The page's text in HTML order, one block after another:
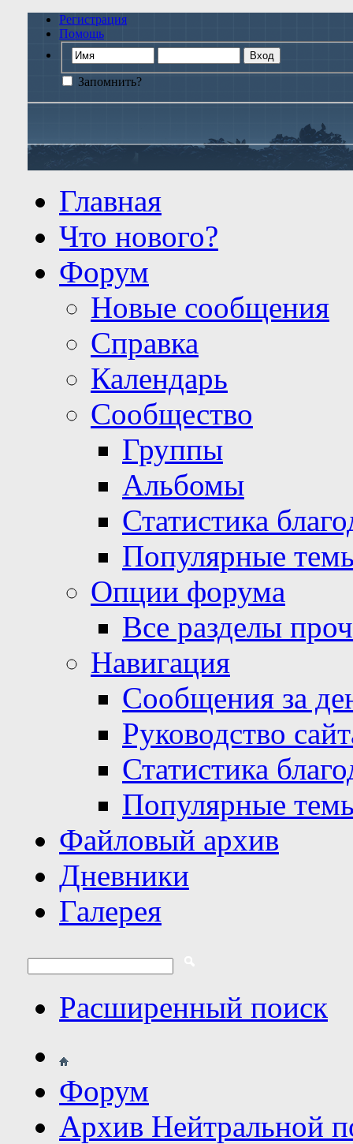
Регистрация
Помощь
Запомнить?
Главная
Что нового?
Форум
Новые сообщения
Справка
Календарь
Сообщество
Группы
Альбомы
Статистика
Популярные
Опции форума
Все разделы
Навигация
Сообщения за
Руководство
Статистика
Популярные
Файловый архив
Дневники
Галерея
Расширенный поиск
Форум
Архив Нейтральной